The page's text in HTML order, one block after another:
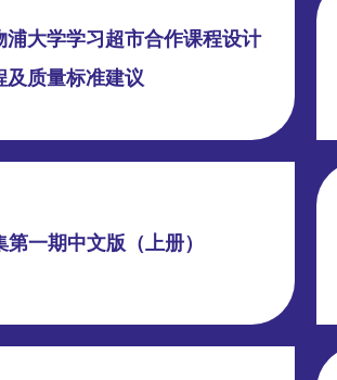
浦大学学习超市合作课程设计
及质量标准建议
第一期中文版（上册）